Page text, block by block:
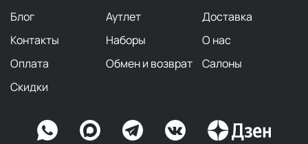
Блог Аутлет
Доставка
Контакты
Наборы
О нас
Оплата
Обмен и возврат
Салоны
Скидки